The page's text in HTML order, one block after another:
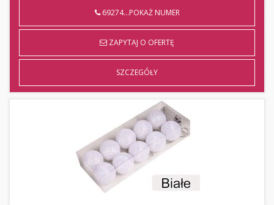
69274...POKAŻ NUMER
ZAPYTAJ O OFERTĘ
SZCZEGÓŁY